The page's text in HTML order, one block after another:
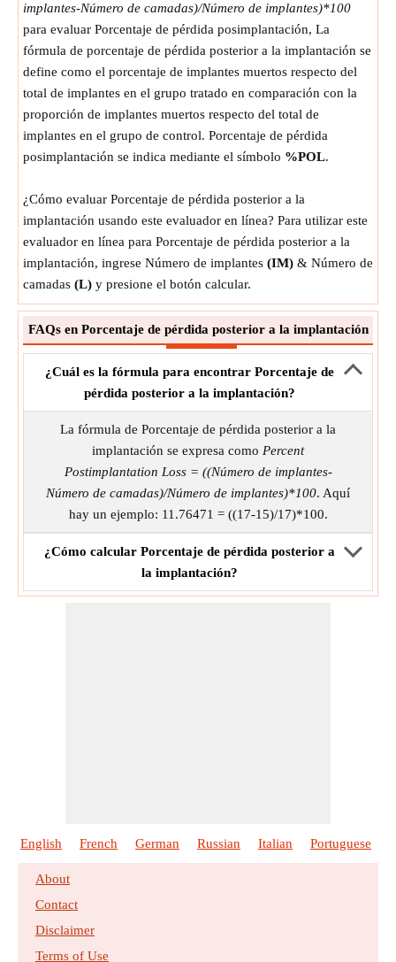
implantes-Número de camadas)/Número de implantes)*100
para evaluar Porcentaje de pérdida posimplantación, La
fórmula de porcentaje de pérdida posterior a la implantación se
define como el porcentaje de implantes muertos respecto del
total de implantes en el grupo tratado en comparación con la
proporción de implantes muertos respecto del total de
implantes en el grupo de control. Porcentaje de pérdida
posimplantación se indica mediante el símbolo %POL.
¿Cómo evaluar Porcentaje de pérdida posterior a la
implantación usando este evaluador en línea? Para utilizar este
evaluador en línea para Porcentaje de pérdida posterior a la
implantación, ingrese Número de implantes (IM) & Número de
camadas (L) y presione el botón calcular.
FAQs en Porcentaje de pérdida posterior a la implantación
¿Cuál es la fórmula para encontrar Porcentaje de
pérdida posterior a la implantación?
La fórmula de Porcentaje de pérdida posterior a la
implantación se expresa como Percent
Postimplantation Loss = ((Número de implantes-
Número de camadas)/Número de implantes)*100. Aquí
hay un ejemplo: 11.76471 = ((17-15)/17)*100.
¿Cómo calcular Porcentaje de pérdida posterior a
la implantación?
English French German Russian Italian Portuguese
About
Contact
Disclaimer
Terms of Use